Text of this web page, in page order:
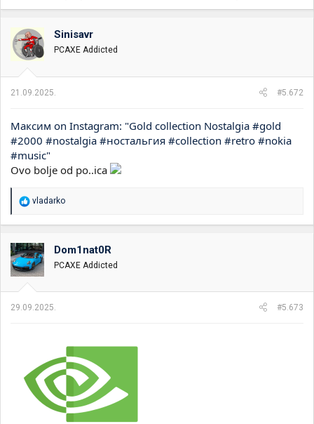
Sinisavr
PCAXE Addicted
21.09.2025. #5.672
Максим on Instagram: "Gold collection Nostalgia #gold
#2000 #nostalgia #ностальгия #collection #retro #nokia
#music"
Ovo bolje od po..ica
R
o
v
a
n
:
vladarko
Dom1nat0R
PCAXE Addicted
29.09.2025. #5.673